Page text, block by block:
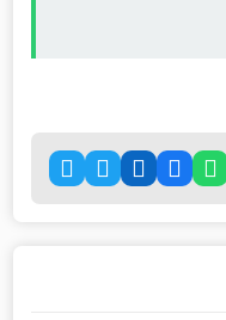
مصنوعی می‌توانند برای